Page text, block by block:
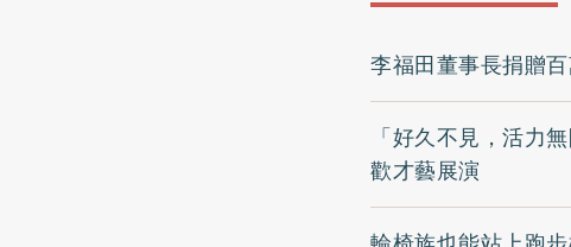
李福田董事長捐贈
「好久不見，活力
歡才藝展演